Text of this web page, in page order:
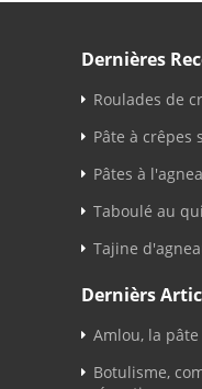
Dernières
Roulades de
Pâte à crêpes
Pâtes à
Taboulé au
Tajine
Dernièrs
Amlou, la
Botulisme,